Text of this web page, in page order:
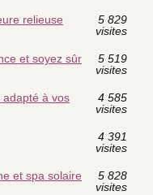
relieuse
5 829
visites
et soyez sûr
5 519
visites
adapté à vos
4 585
visites
4 391
visites
et spa solaire
5 828
visites